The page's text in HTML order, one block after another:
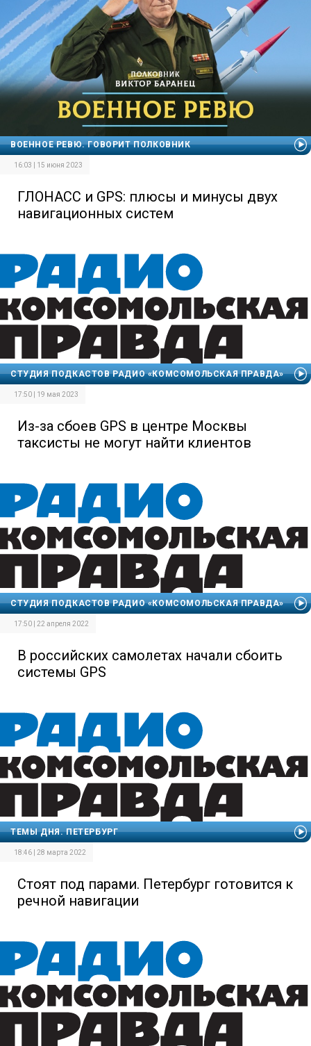
ВОЕННОЕ РЕВЮ. ГОВОРИТ ПОЛКОВНИК
16:03 | 15 июня 2023
ГЛОНАСС и GPS: плюсы и минусы двух
навигационных систем
СТУДИЯ ПОДКАСТОВ РАДИО «КОМСОМОЛЬСКАЯ ПРАВДА»
17:50 | 19 мая 2023
Из-за сбоев GPS в центре Москвы
таксисты не могут найти клиентов
СТУДИЯ ПОДКАСТОВ РАДИО «КОМСОМОЛЬСКАЯ ПРАВДА»
17:50 | 22 апреля 2022
В российских самолетах начали сбоить
системы GPS
ТЕМЫ ДНЯ. ПЕТЕРБУРГ
18:46 | 28 марта 2022
Стоят под парами. Петербург готовится к
речной навигации